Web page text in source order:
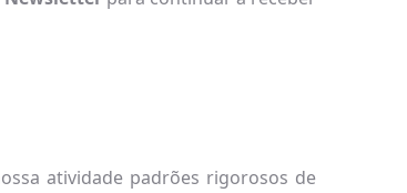
atividade padrões rigorosos de